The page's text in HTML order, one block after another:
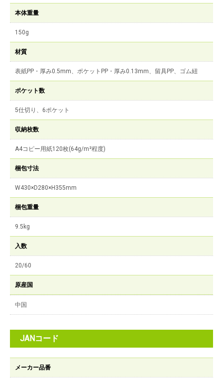
本体重量
150g
材質
表紙PP・厚み0.5mm、ポケットPP・厚み0.13mm、留具PP、ゴム紐
ポケット数
5仕切り、6ポケット
収納枚数
A4コピー用紙120枚(64g/m²程度)
梱包寸法
W430×D280×H355mm
梱包重量
9.5kg
入数
20/60
原産国
中国
JANコード
メーカー品番